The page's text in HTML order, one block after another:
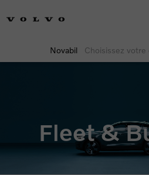
Novabil Choisissez votre
Fleet &